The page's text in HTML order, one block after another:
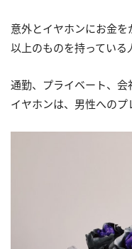
意外とイヤホンにお金
以上のものを持っている
通勤、プライベート、
イヤホンは、男性へのプ